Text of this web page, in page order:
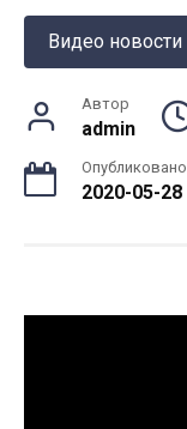
Видео новости
Автор
admin
Опубликовано
2020-05-28